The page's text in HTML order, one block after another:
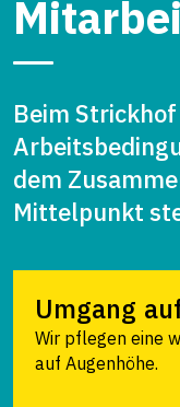
Beim
dem
Mittelpunkt
Umgang
Wir pflegen eine
auf Augenhöhe.